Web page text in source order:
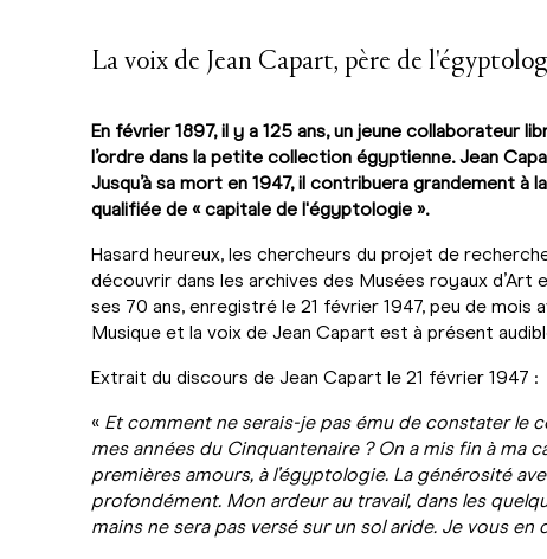
La voix de Jean Capart, père de
En février 1897, il y a 125 ans, un jeune
l’ordre dans la petite collection égyptienne. Jean
Jusqu’à sa mort en 1947, il contribuera grandement à
qualifiée de « capitale de l'égyptologie ».
Hasard heureux, les chercheurs du projet de
découvrir dans les archives des Musées royaux d’Art
ses 70 ans, enregistré le 21 février 1947, peu de
Musique et la voix de Jean Capart est à présent
Extrait du discours de Jean Capart le 21 février 1947 :
« Et comment ne serais-je pas ému de constater le
mes années du Cinquantenaire ? On a mis fin à ma
premières amours, à l’égyptologie. La générosité
profondément. Mon ardeur au travail, dans les
mains ne sera pas versé sur un sol aride. Je vous